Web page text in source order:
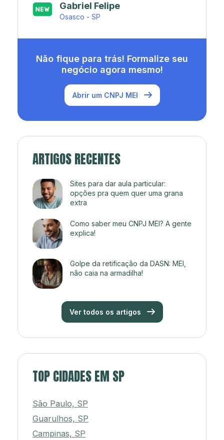
Japa’s açaí e sorveteria
Rio de Janeiro - RJ
Não fique para trás! Formalize seu
negócio agora mesmo!
Abrir um CNPJ MEI
ARTIGOS RECENTES
Sites para dar aula particular:
opções pra quem quer uma grana
extra
Como saber meu CNPJ MEI? A gente
explica!
Golpe da retificação da DASN: MEI,
não caia na armadilha!
Ver todos os artigos
TOP CIDADES EM SP
São Paulo, SP
Guarulhos, SP
Campinas, SP